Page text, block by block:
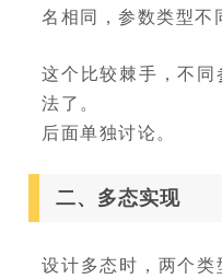
名相同，参数类型不
这个比较棘手，不
法了。
后面单独讨论。
二、多态实现
设计多态时，两个类